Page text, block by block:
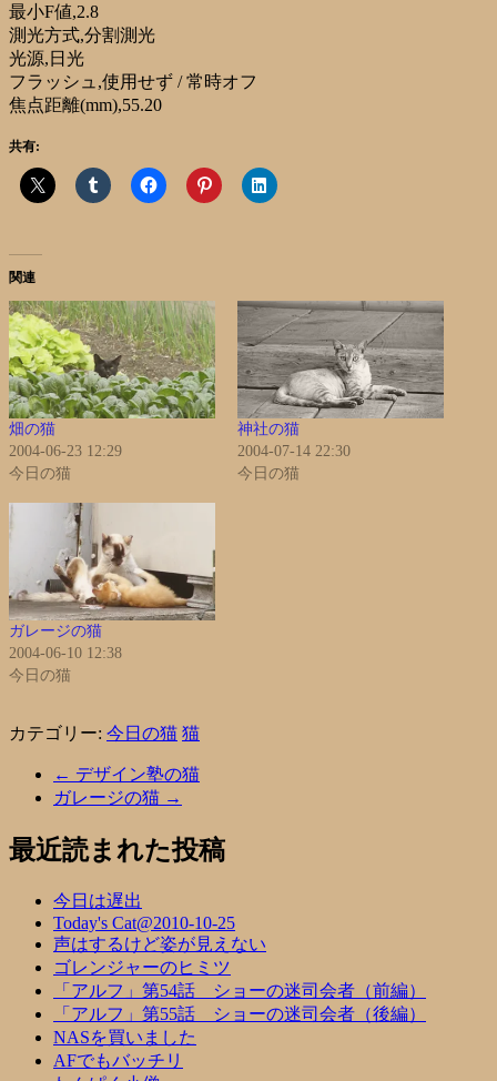
最小F値,2.8
測光方式,分割測光
光源,日光
フラッシュ,使用せず / 常時オフ
焦点距離(mm),55.20
共有:
関連
畑の猫
2004-06-23 12:29
今日の猫
神社の猫
2004-07-14 22:30
今日の猫
ガレージの猫
2004-06-10 12:38
今日の猫
カテゴリー: 今日の猫 猫
← デザイン塾の猫
ガレージの猫 →
最近読まれた投稿
今日は遅出
Today's Cat@2010-10-25
声はするけど姿が見えない
ゴレンジャーのヒミツ
「アルフ」第54話 ショーの迷司会者（前編）
「アルフ」第55話 ショーの迷司会者（後編）
NASを買いました
AFでもバッチリ